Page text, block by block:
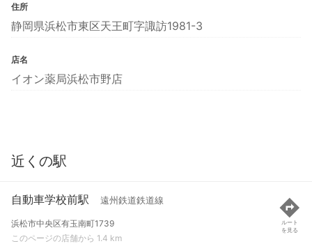
住所
静岡県浜松市東区天王町字諏訪1981-3
店名
イオン薬局浜松市野店
近くの駅
自動車学校前駅 遠州鉄道鉄道線
浜松市中央区有玉南町1739
このページの店舗から 1.4 km
ルート
を見る